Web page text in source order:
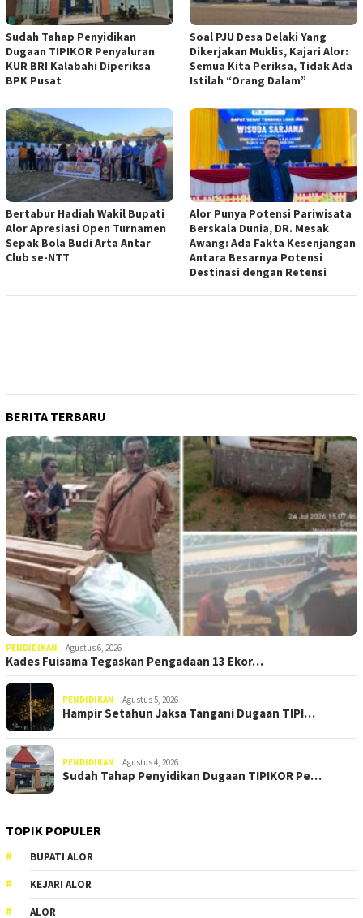
Sudah Tahap Penyidikan
Dugaan TIPIKOR Penyaluran
KUR BRI Kalabahi Diperiksa
BPK Pusat
Soal PJU Desa Delaki Yang
Dikerjakan Muklis, Kajari Alor:
Semua Kita Periksa, Tidak Ada
Istilah “Orang Dalam”
Bertabur Hadiah Wakil Bupati
Alor Apresiasi Open Turnamen
Sepak Bola Budi Arta Antar
Club se-NTT
Alor Punya Potensi Pariwisata
Berskala Dunia, DR. Mesak
Awang: Ada Fakta Kesenjangan
Antara Besarnya Potensi
Destinasi dengan Retensi
BERITA TERBARU
PENDIDIKAN Agustus 6, 2026
Kades Fuisama Tegaskan Pengadaan 13 Ekor…
PENDIDIKAN Agustus 5, 2026
Hampir Setahun Jaksa Tangani Dugaan TIPI…
PENDIDIKAN Agustus 4, 2026
Sudah Tahap Penyidikan Dugaan TIPIKOR Pe…
TOPIK POPULER
BUPATI ALOR
KEJARI ALOR
ALOR